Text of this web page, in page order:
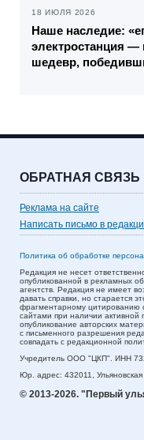
18 ИЮЛЯ 2026
Наше наследие:
электростанция
шедевр,
ОБРАТНАЯ СВЯЗЬ
Реклама на сайте
Написать письмо в
Политика об обработке
Редакция не несет
опубликованной в рекламных
агентств. Редакция не имеет
давать справки, но старается
фрагментарному цитированию
сайтами при наличии активной
опубликование авторских
с письменного разрешения
совпадать с редакционной
Учредитель ООО "ЦКП". ИНН
Юр. адрес: 432011,
© 2013-2026. "Первый